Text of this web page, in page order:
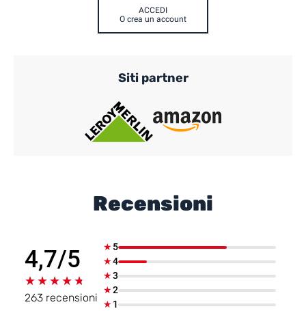
ACCEDI
O crea un account
Siti partner
Recensioni
4,7/5
★★★★★
★★★★★
263 recensioni
★5
★4
★3
★2
★1